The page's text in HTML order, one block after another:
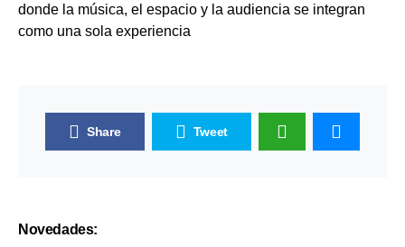
donde la música, el espacio y la audiencia se integran
como una sola experiencia
Share Tweet
Novedades: